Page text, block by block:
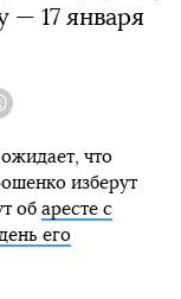
— 17 января
что
изберут
об аресте с
его